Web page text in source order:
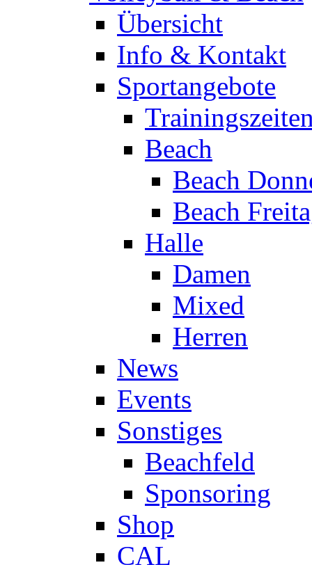
Übersicht
Info & Kontakt
Sportangebote
Beach
Beach
Beach
Halle
Damen
Mixed
Herren
News
Events
Sonstiges
Beachfeld
Sponsoring
Shop
CAL